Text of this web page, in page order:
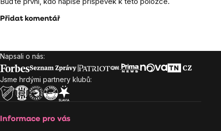
Přidat komentář
Zápatí
Napsali o nás:
Jsme hrdými partnery klubů:
Informace pro vás